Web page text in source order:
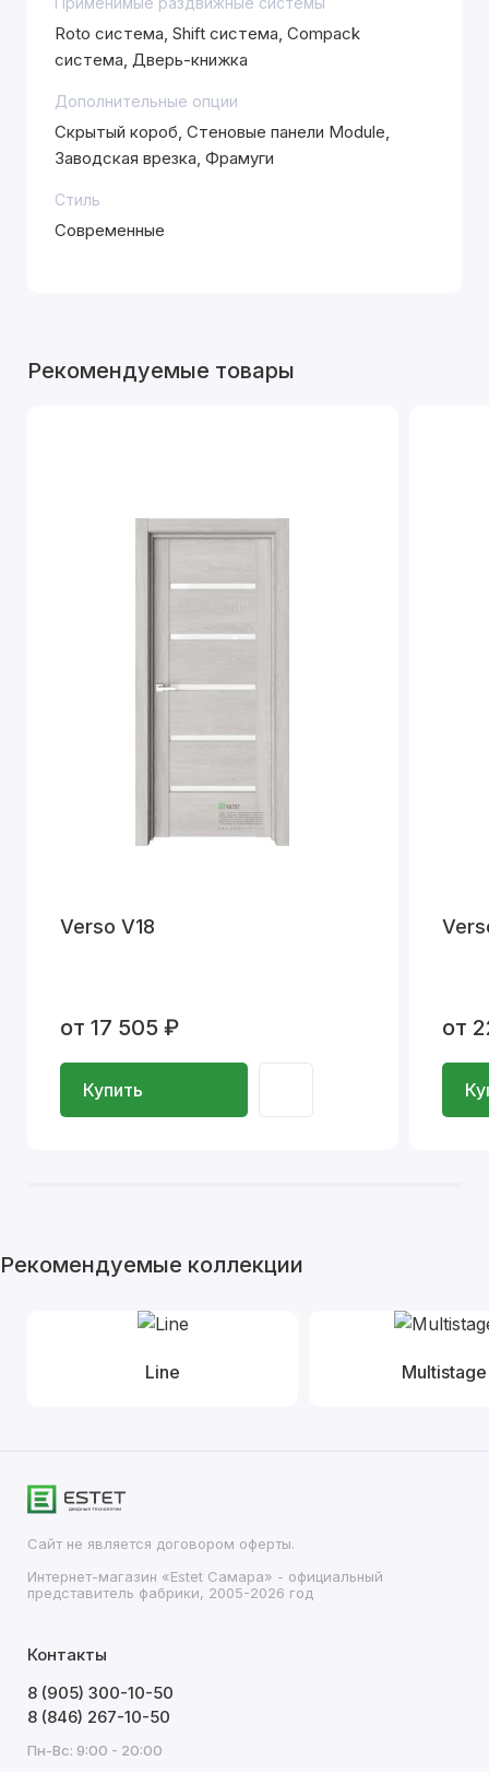
Roto система, Shift система, Compack
система, Дверь-книжка
Дополнительные опции
Скрытый короб, Стеновые панели Module,
Заводская врезка, Фрамуги
Стиль
Современные
Рекомендуемые товары
Verso V18
от 17 505 ₽
Купить
от
Рекомендуемые коллекции
Line Multistage
Сайт не является договором оферты.
Интернет-магазин «Estet Самара» - официальный
представитель фабрики, 2005-2026 год
Контакты
8 (905) 300-10-50
8 (846) 267-10-50
Пн-Вс: 9:00 - 20:00